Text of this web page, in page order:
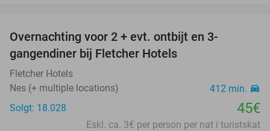
Overnachting voor 2 + evt. ontbijt en 3-
gangendiner bij Fletcher Hotels
Fletcher Hotels
Nes (+ multiple locations)
412 min. directions_car
Solgt: 18.028 45€
Eskl. ca. 3€ per person per nat i turistskat